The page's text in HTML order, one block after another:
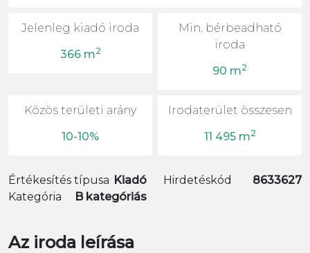
Jelenleg kiadó iroda
366 m2
Min. bérbeadható
iroda
90 m2
Közös területi arány
10-10%
Irodaterület összesen
11 495 m2
Értékesítés típusa Kiadó
Kategória
B kategóriás
Hirdetéskód 8633627
Az iroda leírása